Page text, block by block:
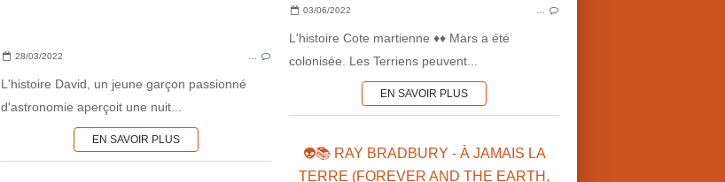
03/06/2022
L'histoire Cote martienne ♦♦ Mars a été
colonisée. Les Terriens peuvent...
EN SAVOIR PLUS
MARS•1950'S
MARS•CINÉMA
28/03/2022
L'histoire David, un jeune garçon passionné
d'astronomie aperçoit une nuit...
EN SAVOIR PLUS
👽📚 RAY BRADBURY - À JAMAIS LA
TERRE (FOREVER AND THE EARTH,